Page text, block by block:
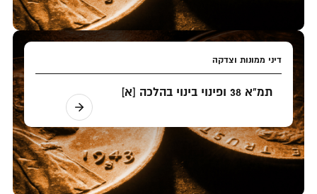
דיני ממונות וצדקה
תמ"א 38 ופינוי בינוי בהלכה [א]